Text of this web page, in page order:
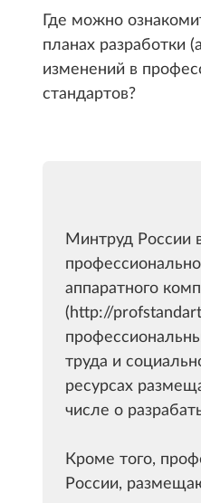
Где можно
планах разработки
изменений в
стандартов?
Минтруд России
аппаратного
(http://
труда и
ресурсах
числе о
Кроме того,
России,